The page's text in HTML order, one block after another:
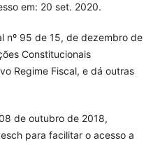
em: 20 set. 2020.
nº 95 de 15, de dezembro de
Constitucionais
Regime Fiscal, e dá outras
de outubro de 2018,
para facilitar o acesso a